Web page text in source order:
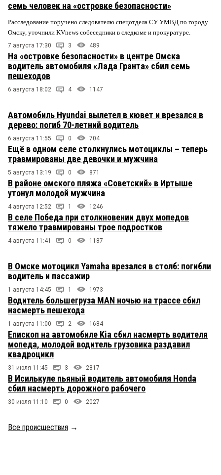
семь человек на «островке безопасности»
Расследование поручено следователю спецотдела СУ УМВД по городу
Омску, уточнили KVnews собеседники в следкоме и прокуратуре.
7 августа 17:30 3 489
На «островке безопасности» в центре Омска
водитель автомобиля «Лада Гранта» сбил семь
пешеходов
6 августа 18:02 4 1147
Автомобиль Hyundai вылетел в кювет и врезался в
дерево: погиб 70-летний водитель
6 августа 11:55 0 704
Ещё в одном селе столкнулись мотоциклы – теперь
травмированы две девочки и мужчина
5 августа 13:19 0 871
В районе омского пляжа «Советский» в Иртыше
утонул молодой мужчина
4 августа 12:52 1 1246
В селе Победа при столкновении двух мопедов
тяжело травмированы трое подростков
4 августа 11:41 0 1187
В Омске мотоцикл Yamaha врезался в столб: погибли
водитель и пассажир
1 августа 14:45 1 1973
Водитель большегруза MAN ночью на трассе сбил
насмерть пешехода
1 августа 11:00 2 1684
Епископ на автомобиле Kia сбил насмерть водителя
мопеда, молодой водитель грузовика раздавил
квадроцикл
31 июля 11:45 3 2817
В Исилькуле пьяный водитель автомобиля Honda
сбил насмерть дорожного рабочего
30 июля 11:10 0 2027
Все происшествия →